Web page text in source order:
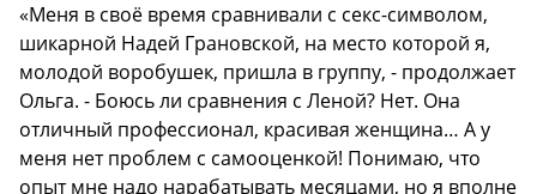
«Меня в своё время сравнивали с секс-символом,
шикарной Надей Грановской, на место которой я,
молодой воробушек, пришла в группу, - продолжает
Ольга. - Боюсь ли сравнения с Леной? Нет. Она
отличный профессионал, красивая женщина… А у
меня нет проблем с самооценкой! Понимаю, что
опыт мне надо нарабатывать месяцами, но я вполне